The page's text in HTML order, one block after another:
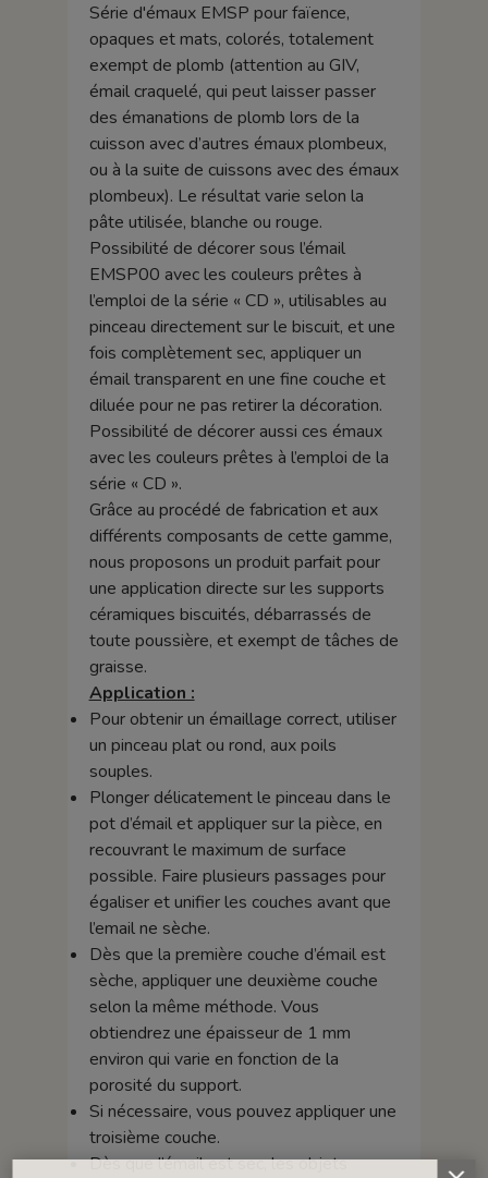
Série d'émaux EMSP pour faïence,
opaques et mats, colorés, totalement
exempt de plomb (attention au GIV,
émail craquelé, qui peut laisser passer
des émanations de plomb lors de la
cuisson avec d’autres émaux plombeux,
ou à la suite de cuissons avec des émaux
plombeux). Le résultat varie selon la
pâte utilisée, blanche ou rouge.
Possibilité de décorer sous l’émail
EMSP00 avec les couleurs prêtes à
l’emploi de la série « CD », utilisables au
pinceau directement sur le biscuit, et une
fois complètement sec, appliquer un
émail transparent en une fine couche et
diluée pour ne pas retirer la décoration.
Possibilité de décorer aussi ces émaux
avec les couleurs prêtes à l’emploi de la
série « CD ».
Grâce au procédé de fabrication et aux
différents composants de cette gamme,
nous proposons un produit parfait pour
une application directe sur les supports
céramiques biscuités, débarrassés de
toute poussière, et exempt de tâches de
graisse.
Application :
Pour obtenir un émaillage correct, utiliser
un pinceau plat ou rond, aux poils
souples.
Plonger délicatement le pinceau dans le
pot d’émail et appliquer sur la pièce, en
recouvrant le maximum de surface
possible. Faire plusieurs passages pour
égaliser et unifier les couches avant que
l’email ne sèche.
Dès que la première couche d’émail est
sèche, appliquer une deuxième couche
selon la même méthode. Vous
obtiendrez une épaisseur de 1 mm
environ qui varie en fonction de la
porosité du support.
Si nécessaire, vous pouvez appliquer une
troisième couche.
Dès que l’émail est sec, les objets